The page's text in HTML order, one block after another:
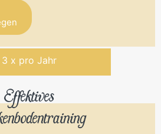
3 x pro Jahr
Effektives